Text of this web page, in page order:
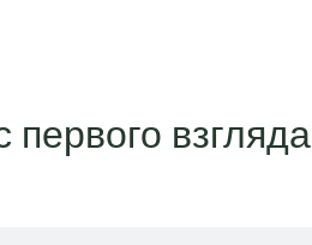
взгляда